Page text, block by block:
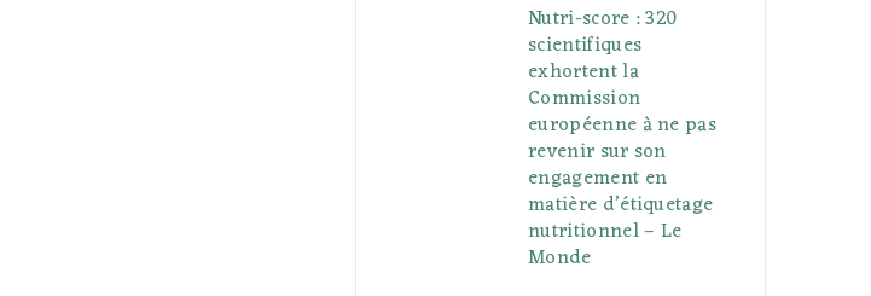
Nutri-score : 320
scientifiques
exhortent la
Commission
européenne à ne pas
revenir sur son
engagement en
matière d’étiquetage
nutritionnel – Le
Monde